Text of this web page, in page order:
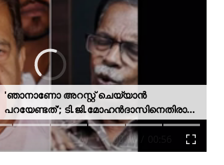
'ഞാനാണോ അറസ്റ്റ് ചെയ്യാൻ
പറയേണ്ടത്'; ടി.ജി.മോഹൻദാസിനെതിരായ
നടപടിയിൽ ആഭ്യന്തര മന്ത്രി